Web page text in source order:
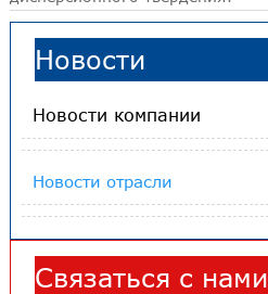
Новости
Новости компании
Новости отрасли
Связаться с нами